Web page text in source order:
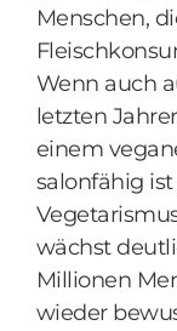
Menschen,
Wenn auch
letzten
einem
salonfähig
wächst
Millionen
wieder